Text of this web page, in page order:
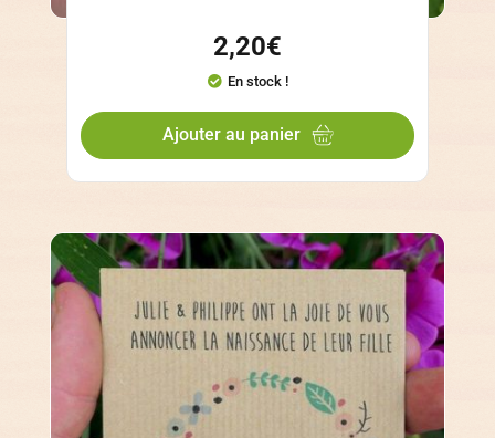
2,20€
En stock !
Ajouter au panier